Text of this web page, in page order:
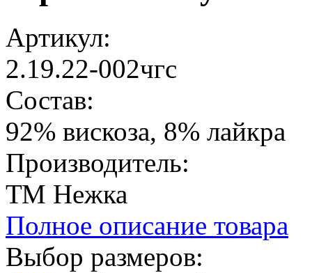
Артикул:
2.19.22-002чгс
Состав:
92% вискоза, 8% лайкра
Производитель:
ТМ Нежка
Полное описание товара
Выбор размеров: